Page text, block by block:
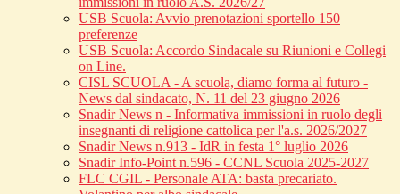
USB Scuola: Avvio prenotazioni sportello 150
preferenze
USB Scuola: Accordo Sindacale su Riunioni e Collegi
on Line.
CISL SCUOLA - A scuola, diamo forma al futuro -
News dal sindacato, N. 11 del 23 giugno 2026
Snadir News n - Informativa immissioni in ruolo degli
insegnanti di religione cattolica per l'a.s. 2026/2027
Snadir News n.913 - IdR in festa 1° luglio 2026
Snadir Info-Point n.596 - CCNL Scuola 2025-2027
FLC CGIL - Personale ATA: basta precariato.